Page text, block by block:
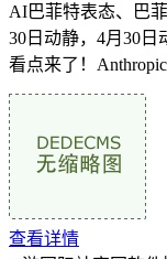
AI巴菲特表态、巴
30日动静，4月30日
看点来了！
查看详情